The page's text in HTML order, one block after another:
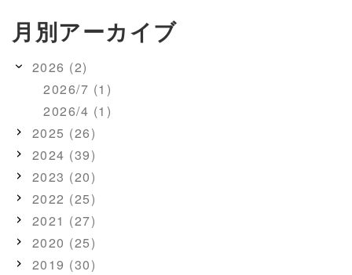
月別アーカイブ
2026 (2)
2026/7 (1)
2026/4 (1)
2025 (26)
2024 (39)
2023 (20)
2022 (25)
2021 (27)
2020 (25)
2019 (30)